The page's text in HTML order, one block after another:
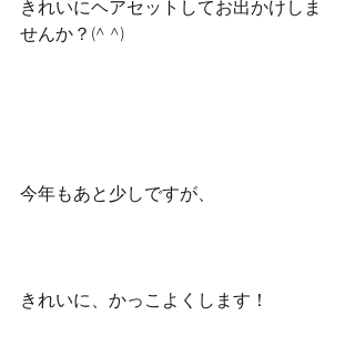
きれいにヘアセットしてお出かけしま
せんか？(^ ^)
今年もあと少しですが、
きれいに、かっこよくします！